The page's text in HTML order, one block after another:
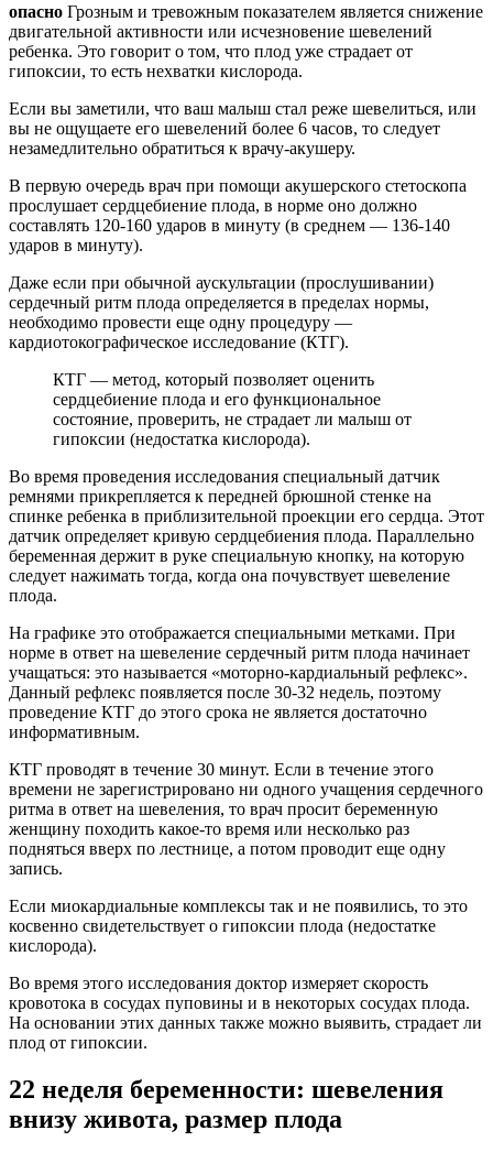
опасно Грозным и тревожным показателем является снижение
двигательной активности или исчезновение шевелений
ребенка. Это говорит о том, что плод уже страдает от
гипоксии, то есть нехватки кислорода.
Если вы заметили, что ваш малыш стал реже шевелиться, или
вы не ощущаете его шевелений более 6 часов, то следует
незамедлительно обратиться к врачу-акушеру.
В первую очередь врач при помощи акушерского стетоскопа
прослушает сердцебиение плода, в норме оно должно
составлять 120-160 ударов в минуту (в среднем — 136-140
ударов в минуту).
Даже если при обычной аускультации (прослушивании)
сердечный ритм плода определяется в пределах нормы,
необходимо провести еще одну процедуру —
кардиотокографическое исследование (КТГ).
КТГ — метод, который позволяет оценить
сердцебиение плода и его функциональное
состояние, проверить, не страдает ли малыш от
гипоксии (недостатка кислорода).
Во время проведения исследования специальный датчик
ремнями прикрепляется к передней брюшной стенке на
спинке ребенка в приблизительной проекции его сердца. Этот
датчик определяет кривую сердцебиения плода. Параллельно
беременная держит в руке специальную кнопку, на которую
следует нажимать тогда, когда она почувствует шевеление
плода.
На графике это отображается специальными метками. При
норме в ответ на шевеление сердечный ритм плода начинает
учащаться: это называется «моторно-кардиальный рефлекс».
Данный рефлекс появляется после 30-32 недель, поэтому
проведение КТГ до этого срока не является достаточно
информативным.
КТГ проводят в течение 30 минут. Если в течение этого
времени не зарегистрировано ни одного учащения сердечного
ритма в ответ на шевеления, то врач просит беременную
женщину походить какое-то время или несколько раз
подняться вверх по лестнице, а потом проводит еще одну
запись.
Если миокардиальные комплексы так и не появились, то это
косвенно свидетельствует о гипоксии плода (недостатке
кислорода).
Во время этого исследования доктор измеряет скорость
кровотока в сосудах пуповины и в некоторых сосудах плода.
На основании этих данных также можно выявить, страдает ли
плод от гипоксии.
22 неделя беременности: шевеления
внизу живота, размер плода